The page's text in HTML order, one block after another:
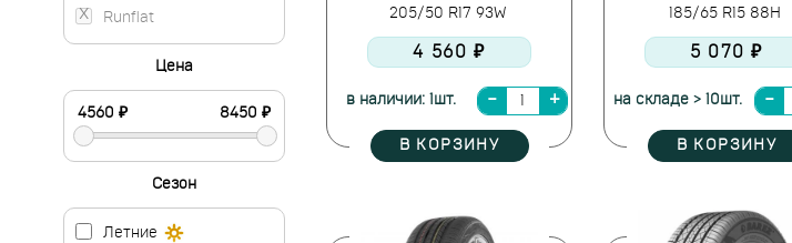
205/50 R17 93W
4 560 ₽
в наличии: 1шт.
В КОРЗИНУ
185/65 R15 88H
5 070 ₽
на складе > 10шт.
В КОРЗИНУ
Runflat
Цена
Сезон
Летние